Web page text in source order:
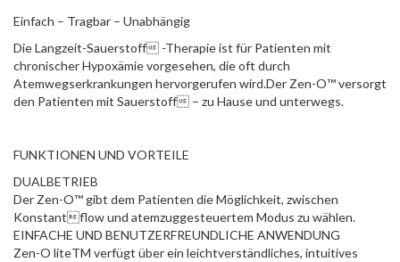
Einfach – Tragbar – Unabhängig
Die Langzeit-Sauerstoff -Therapie ist für Patienten mit
chronischer Hypoxämie vorgesehen, die oft durch
Atemwegserkrankungen hervorgerufen wird.Der Zen-O™ versorgt
den Patienten mit Sauerstoff – zu Hause und unterwegs.
FUNKTIONEN UND VORTEILE
DUALBETRIEB
Der Zen-O™ gibt dem Patienten die Möglichkeit, zwischen
Konstantflow und atemzuggesteuertem Modus zu wählen.
EINFACHE UND BENUTZERFREUNDLICHE ANWENDUNG
Zen-O liteTM verfügt über ein leichtverständliches, intuitives